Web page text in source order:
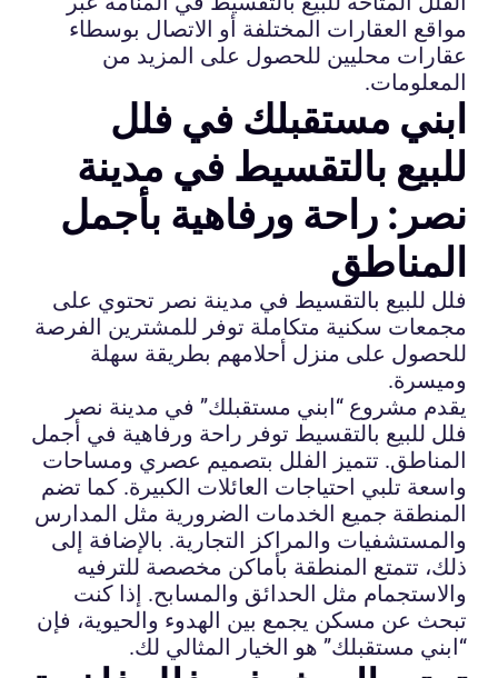
مواقع العقارات المختلفة أو الاتصال بوسطاء
عقارات محليين للحصول على المزيد من
المعلومات.
ابني مستقبلك في فلل
للبيع بالتقسيط في مدينة
نصر: راحة ورفاهية بأجمل
المناطق
فلل للبيع بالتقسيط في مدينة نصر تحتوي على
مجمعات سكنية متكاملة توفر للمشترين الفرصة
للحصول على منزل أحلامهم بطريقة سهلة
وميسرة.
يقدم مشروع “ابني مستقبلك” في مدينة نصر
فلل للبيع بالتقسيط توفر راحة ورفاهية في أجمل
المناطق. تتميز الفلل بتصميم عصري ومساحات
واسعة تلبي احتياجات العائلات الكبيرة. كما تضم
المنطقة جميع الخدمات الضرورية مثل المدارس
والمستشفيات والمراكز التجارية. بالإضافة إلى
ذلك، تتمتع المنطقة بأماكن مخصصة للترفيه
والاستجمام مثل الحدائق والمسابح. إذا كنت
تبحث عن مسكن يجمع بين الهدوء والحيوية، فإن
“ابني مستقبلك” هو الخيار المثالي لك.